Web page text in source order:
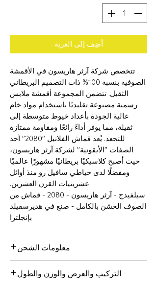
أضِف إلى العربة
تتخصص شركة آرثر هاريسون في الأقمشة
الصوفية بنسبة 100% ذات التصميم البريطاني
الثقيل. تتضمن المجموعة أقمشة ملابس
رسمية مصنوعة تقليديًا باستخدام مواد خام
عالية الجودة بأعداد خيوط متوسطة إلى
ثقيلة، مما يوفر أداءً رائعًا ومقاومة ممتازة
للتجعد. يُعد قماش الفلانيل "2080" أحد
الصفات "الأيقونية" لشركة آرثر هاريسون،
حيث أصبح كلاسيكيًا بريطانيًا مشهورًا عالميًا
ومفضلًا لدى خياطي سافيل رو منذ أوائل
عشرينيات القرن العشرين.
سيلفيدج - آرثر هاريسون - 2080 - قماش من
الصوف الخشن بالكامل - صنع في هديرسفيلد
بإنجلترا
معلومات الشحن
المملكة المتحدة وحول العالم. إذا كنت
التركيب والعرض والوزن والطول